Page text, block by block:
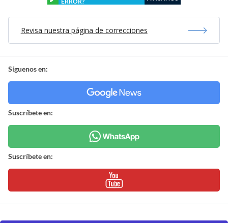
Revisa nuestra página de correcciones
Síguenos en:
Suscríbete en:
Suscríbete en: